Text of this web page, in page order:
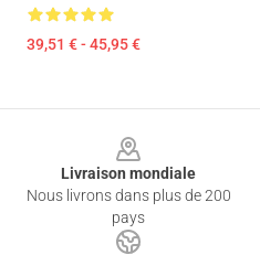
39,51 € - 45,95 €
Livraison mondiale
Nous livrons dans plus de 200
pays